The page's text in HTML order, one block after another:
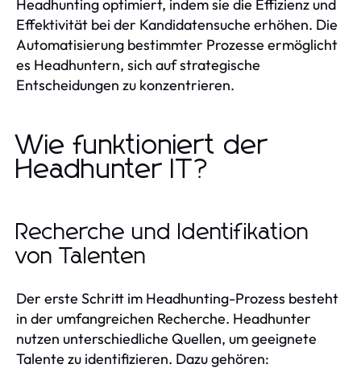
Headhunting optimiert, indem sie die Effizienz und
Effektivität bei der Kandidatensuche erhöhen. Die
Automatisierung bestimmter Prozesse ermöglicht
es Headhuntern, sich auf strategische
Entscheidungen zu konzentrieren.
Wie funktioniert der
Headhunter IT?
Recherche und Identifikation
von Talenten
Der erste Schritt im Headhunting-Prozess besteht
in der umfangreichen Recherche. Headhunter
nutzen unterschiedliche Quellen, um geeignete
Talente zu identifizieren. Dazu gehören: